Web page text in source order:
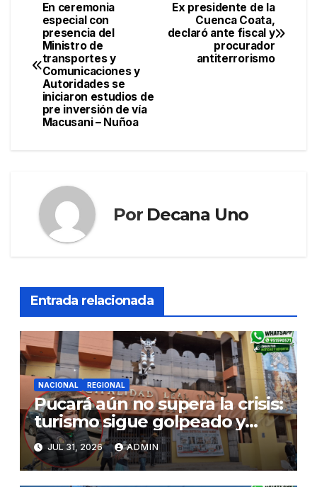
Navegación
de
entradas
Ex presidente de la
Cuenca Coata,
declaró ante fiscal y
procurador
antiterrorismo
En ceremonia
especial con
presencia del
Ministro de
transportes y
Comunicaciones y
Autoridades se
iniciaron estudios de
pre inversión de vía
Macusani – Nuñoa
Por Decana Uno
Entrada relacionada
NACIONAL REGIONAL
Pucará aún no supera la crisis:
turismo sigue golpeado y
alcaldesa exige al nuevo
Gobierno fondos para obras
paralizadas
JUL 31, 2026 ADMIN